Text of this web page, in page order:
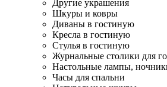
Другие украшения
Шкуры и ковры
Диваны в гостиную
Кресла в гостиную
Стулья в гостиную
Журнальные столики для
Настольные лампы,
Часы для спальни